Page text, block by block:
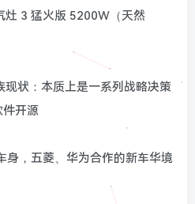
灶 3 猛火版 5200W（天然
现状：本质上是一系列战略决策
件开源
身，五菱、华为合作的新车华境